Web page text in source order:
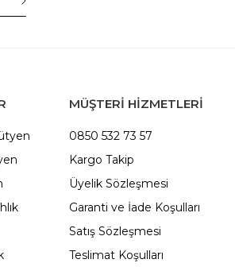
MÜŞTERİ HİZMETLERİ
0850 532 73 57
Kargo Takip
Üyelik Sözleşmesi
Garanti ve İade Koşulları
Satış Sözleşmesi
Teslimat Koşulları